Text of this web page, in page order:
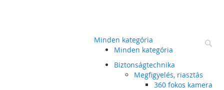
Minden kategória
Minden kategória
Biztonságtechnika
Megfigyelés, riasztás
360 fokos kamera